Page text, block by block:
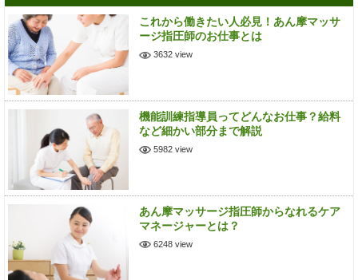
これから働きたい人必見！あん摩マッサ
ージ指圧師のお仕事とは
3632 view
機能訓練指導員ってどんなお仕事？給料
など細かい部分まで解説
5982 view
あん摩マッサージ指圧師からなれるケア
マネージャーとは？
6248 view